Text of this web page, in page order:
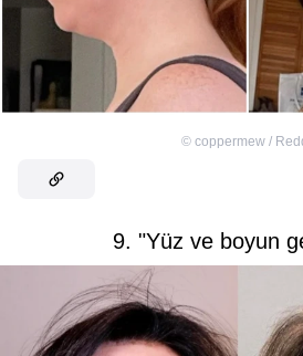
© coppermew /
9. "Yüz ve boyun